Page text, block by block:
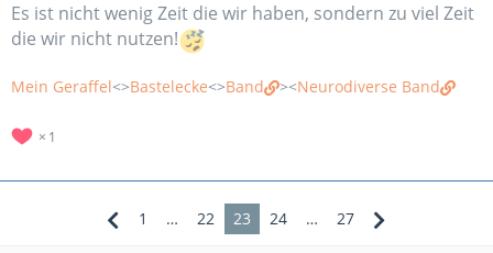
Es ist nicht wenig Zeit die wir haben, sondern zu viel Zeit
die wir nicht nutzen!
Mein Geraffel<>Bastelecke<>Band ><Neurodiverse Band
1
1 … 22 23 24 … 27